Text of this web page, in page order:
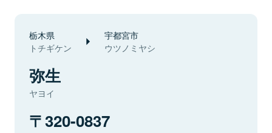
栃木県
トチギケン
宇都宮市
ウツノミヤシ
弥生
ヤヨイ
320-0837